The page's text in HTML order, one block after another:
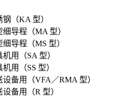
钢（KA 型）
细导程（MA 型）
细导程（MS 型）
机用（SA 型）
机用（SS 型）
设备用（VFA／RMA 型）
设备用（R 型）